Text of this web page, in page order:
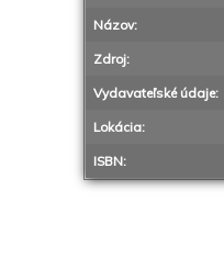
Názov:
Zdroj:
Vydavateľské údaje:
Lokácia:
ISBN: